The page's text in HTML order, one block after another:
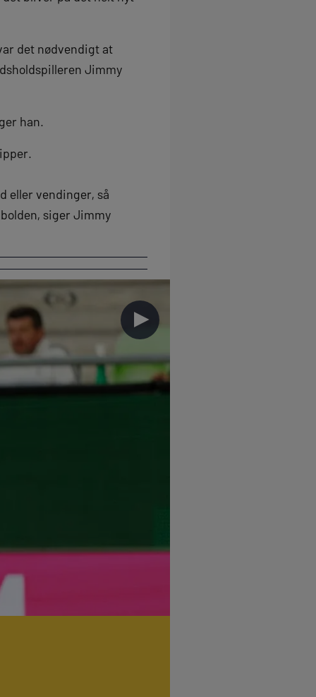
det nødvendigt at
Jimmy
han.
eller vendinger, så
siger Jimmy
►